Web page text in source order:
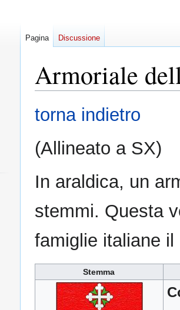
Armoriale
Vai
alla
Vai
alla
torna indietro
(Allineato a SX)
In araldica, un
stemmi. Questa
famiglie italiane
Stemma
Pagina Discussione